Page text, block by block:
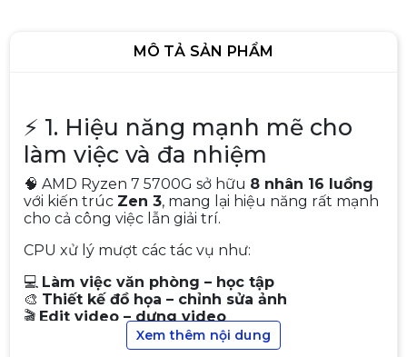
MÔ TẢ SẢN PHẨM
⚡ 1. Hiệu năng mạnh mẽ cho
làm việc và đa nhiệm
🧠 AMD Ryzen 7 5700G sở hữu 8 nhân 16 luồng
với kiến trúc Zen 3, mang lại hiệu năng rất mạnh
cho cả công việc lẫn giải trí.
CPU xử lý mượt các tác vụ như:
💻 Làm việc văn phòng – học tập
🎨 Thiết kế đồ họa – chỉnh sửa ảnh
🎬 Edit video – dựng video
Chạy đa nhiệm nhiều phần mềm
Xem thêm nội dung
CPU AMD Ryzen 7 5700X3D TRAY
(3.0 GHz Boost 4.1 GHz | 8 Cores